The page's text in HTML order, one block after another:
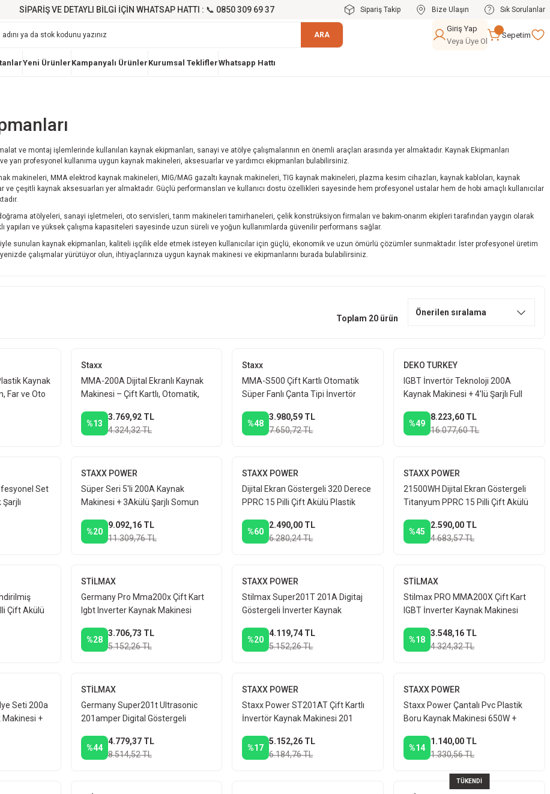
SİPARİŞ VE DETAYLI BİLGİ İÇİN WHATSAP HATTI : 📞 0850 309 69 37 Sipariş Takip Bize Ulaşın Sık Sorulanlar
ARA
Giriş Yap
Veya Üye Ol
Sepetim
Yeni Ürünler Kampanyalı Ürünler Kurumsal TekliflerWhatsapp Hattı
ve montaj işlemlerinde kullanılan kaynak ekipmanları, sanayi ve atölye çalışmalarının en önemli araçları arasında yer almaktadır. Kaynak Ekipmanları
yarı profesyonel kullanıma uygun kaynak makineleri, aksesuarlar ve yardımcı ekipmanları bulabilirsiniz.
makineleri, MMA elektrod kaynak makineleri, MIG/MAG gazaltı kaynak makineleri, TIG kaynak makineleri, plazma kesim cihazları, kaynak kabloları, kaynak
çeşitli kaynak aksesuarları yer almaktadır. Güçlü performansları ve kullanıcı dostu özellikleri sayesinde hem profesyonel ustalar hem de hobi amaçlı kullanıcılar
atölyeleri, sanayi işletmeleri, oto servisleri, tarım makineleri tamirhaneleri, çelik konstrüksiyon firmaları ve bakım-onarım ekipleri tarafından yaygın olarak
yapıları ve yüksek çalışma kapasiteleri sayesinde uzun süreli ve yoğun kullanımlarda güvenilir performans sağlar.
sunulan kaynak ekipmanları, kaliteli işçilik elde etmek isteyen kullanıcılar için güçlü, ekonomik ve uzun ömürlü çözümler sunmaktadır. İster profesyonel üretim
çalışmalar yürütüyor olun, ihtiyaçlarınıza uygun kaynak makinesi ve ekipmanlarını burada bulabilirsiniz.
Toplam 20 ürün
Kaynak
Far ve Oto
Staxx
MMA-200A Dijital Ekranlı Kaynak
Makinesi – Çift Kartlı, Otomatik,
%13
3.769,92 TL
4.324,32 TL
Staxx
MMA-S500 Çift Kartlı Otomatik
Süper Fanlı Çanta Tipi İnvertör
%48
3.980,59 TL
7.650,72 TL
DEKO TURKEY
IGBT İnvertör Teknoloji 200A
Kaynak Makinesi + 4’lü Şarjlı Full
%49
8.223,60 TL
16.077,60 TL
Set
STAXX POWER
Süper Seri 5'li 200A Kaynak
Makinesi + 3Akülü Şarjlı Somun
Seti
%20
9.092,16 TL
11.309,76 TL
STAXX POWER
Dijital Ekran Göstergeli 320 Derece
PPRC 15 Pilli Çift Akülü Plastik
%60
2.490,00 TL
6.280,24 TL
STAXX POWER
21500WH Dijital Ekran Göstergeli
Titanyum PPRC 15 Pilli Çift Akülü
%45
2.590,00 TL
4.683,57 TL
Çift Akülü
STİLMAX
Germany Pro Mma200x Çift Kart
Igbt Inverter Kaynak Makinesi
Çantalı
%28
3.706,73 TL
5.152,26 TL
STAXX POWER
Stilmax Super201T 201A Digitaj
Göstergeli İnverter Kaynak
%20
4.119,74 TL
5.152,26 TL
STİLMAX
Stilmax PRO MMA200X Çift Kart
IGBT İnverter Kaynak Makinesi
%18
3.548,16 TL
4.324,32 TL
Seti 200a
Makinesi +
STİLMAX
Germany Super201t Ultrasonic
201amper Digital Göstergeli
Taşlama
%44
4.779,37 TL
8.514,52 TL
STAXX POWER
Staxx Power ST201AT Çift Kartlı
İnvertör Kaynak Makinesi 201
%17
5.152,26 TL
6.184,76 TL
STAXX POWER
Staxx Power Çantalı Pvc Plastik
Boru Kaynak Makinesi 650W +
%14
1.140,00 TL
1.330,56 TL
TÜKENDİ